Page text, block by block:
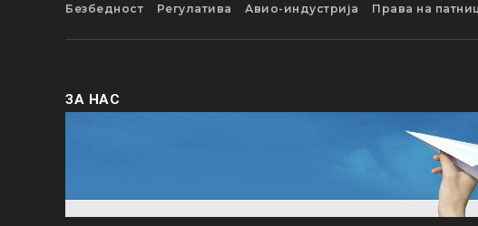
Безбедност Регулатива Авио-индустрија Права на
ЗА НАС